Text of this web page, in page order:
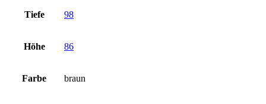
Tiefe 98
Höhe 86
Farbe braun